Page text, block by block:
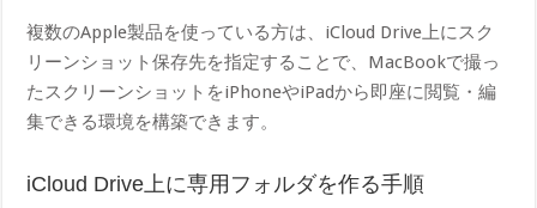
複数のApple製品を使っている方は、iCloud Drive上にスク
リーンショット保存先を指定することで、MacBookで撮っ
たスクリーンショットをiPhoneやiPadから即座に閲覧・編
集できる環境を構築できます。
iCloud Drive上に専用フォルダを作る手順